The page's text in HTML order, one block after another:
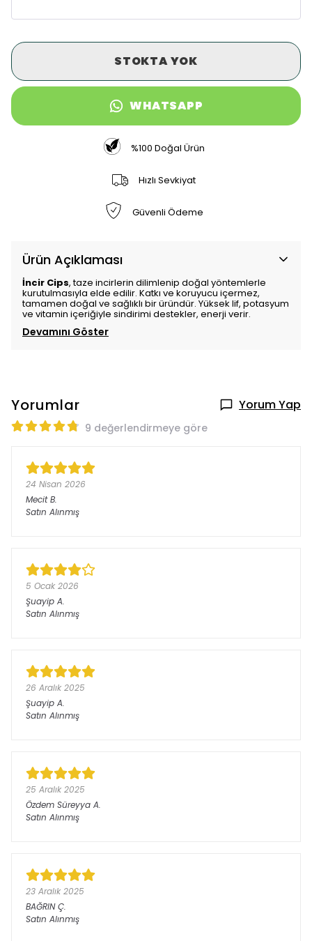
STOKTA YOK
WHATSAPP
%100 Doğal Ürün
Hızlı Sevkiyat
Güvenli Ödeme
Ürün Açıklaması
İncir Cips, taze incirlerin dilimlenip doğal yöntemlerle
kurutulmasıyla elde edilir. Katkı ve koruyucu içermez,
tamamen doğal ve sağlıklı bir üründür. Yüksek lif, potasyum
ve vitamin içeriğiyle sindirimi destekler, enerji verir.
Devamını Göster
Yorumlar Yorum Yap
9 değerlendirmeye göre
24 Nisan 2026
Mecit B.
Satın Alınmış
5 Ocak 2026
Şuayip A.
Satın Alınmış
26 Aralık 2025
Şuayip A.
Satın Alınmış
25 Aralık 2025
Özdem Süreyya A.
Satın Alınmış
23 Aralık 2025
BAĞRIN Ç.
Satın Alınmış